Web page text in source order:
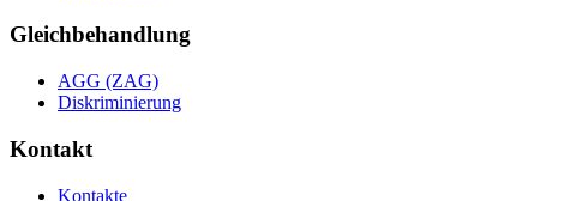
Gleichbehandlung
AGG (ZAG)
Diskriminierung
Kontakt
Kontakte